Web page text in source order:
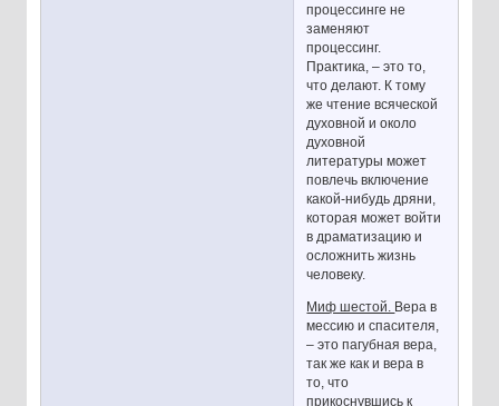
процессинге не
заменяют
процессинг.
Практика, – это то,
что делают. К тому
же чтение всяческой
духовной и около
духовной
литературы может
повлечь включение
какой-нибудь дряни,
которая может войти
в драматизацию и
осложнить жизнь
человеку.
Миф шестой. Вера в
мессию и спасителя,
– это пагубная вера,
так же как и вера в
то, что
прикоснувшись к